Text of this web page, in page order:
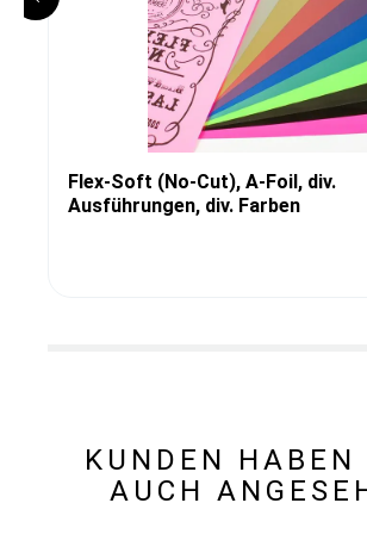
Flex-Soft (No-Cut), A-Foil, div.
Ausführungen, div. Farben
KUNDEN HABEN
AUCH